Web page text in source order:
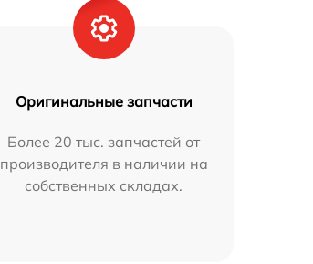
Оригинальные запчасти
Более 20 тыс. запчастей от
производителя в наличии на
собственных складах.